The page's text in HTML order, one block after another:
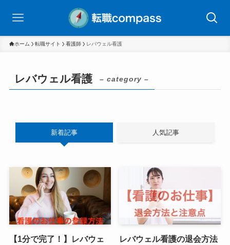
ホーム 転職サイト 看護師 レバウェル看護
レバウェル看護 – category –
新着記事 人気記事
【1分で完了！】レバウェ
レバウェル看護の退会方法